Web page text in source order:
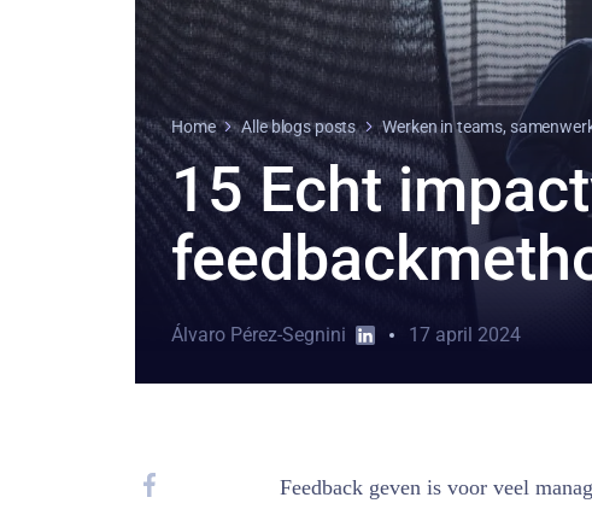
Home Alle blogs posts Werken in teams,
15 Echt
Álvaro Pérez-Segnini 17 april 2024
Feedback geven is voor veel